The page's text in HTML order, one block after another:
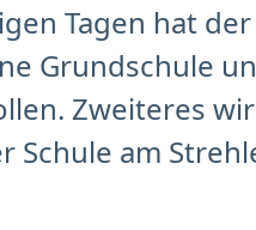
Tagen hat
Grundschule
Zweiteres
Schule am